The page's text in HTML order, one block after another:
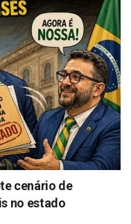
cenário de
no estado